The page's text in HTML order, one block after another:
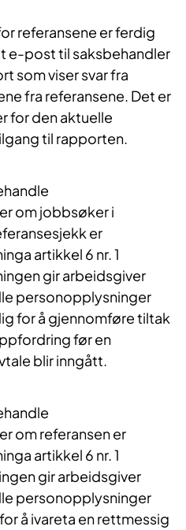
referansene er ferdig
e-post til saksbehandler
som viser svar fra
fra referansene. Det er
for den aktuelle
til rapporten.
om jobbsøker i
er
artikkel 6 nr. 1
gir arbeidsgiver
personopplysninger
for å gjennomføre tiltak
før en
blir inngått.
om referansen er
artikkel 6 nr. 1
gir arbeidsgiver
personopplysninger
å ivareta en rettmessig